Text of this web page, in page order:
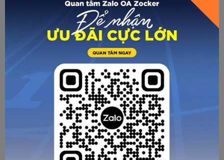
Chỉ cần dành khoảng 10 - 15 phút vệ sinh giày đá bóng sau
mỗi buổi tập hoặc thi đấu, bạn có thể giúp đôi giày luôn
sạch sẽ, duy trì hiệu suất và kéo dài tuổi thọ đáng kể.
Chi tiết